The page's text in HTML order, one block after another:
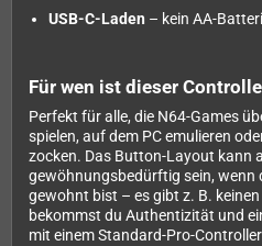
USB-C-Laden – kein AA-
Für wen ist dieser
Perfekt für alle, die N64-Games
spielen, auf dem PC emulieren
zocken. Das Button-Layout kann
gewöhnungsbedürftig sein, wenn
gewohnt bist – es gibt z. B.
bekommst du Authentizität und
mit einem Standard-Pro-